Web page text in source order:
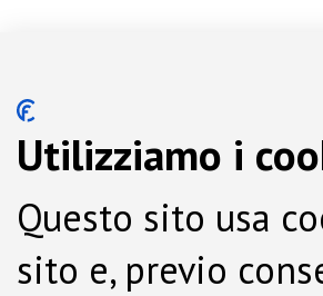
Utilizziamo i
Questo sito usa
sito e, previo